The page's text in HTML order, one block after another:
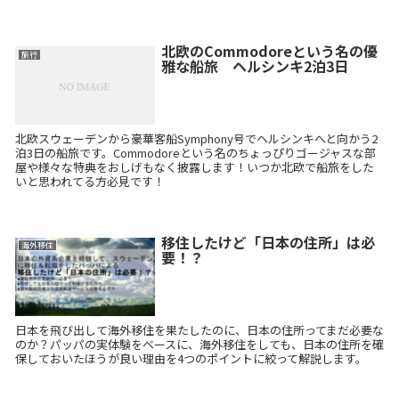
旅行 北欧のCommodoreという名の優
雅な船旅 ヘルシンキ2泊3日
北欧スウェーデンから豪華客船Symphony号でヘルシンキへと向かう2
泊3日の船旅です。Commodoreという名のちょっぴりゴージャスな部
屋や様々な特典をおしげもなく披露します！いつか北欧で船旅をした
いと思われてる方必見です！
海外移住 移住したけど「日本の住所」は必
要！？
日本を飛び出して海外移住を果たしたのに、日本の住所ってまだ必要な
のか？パッパの実体験をベースに、海外移住をしても、日本の住所を確
保しておいたほうが良い理由を4つのポイントに絞って解説します。